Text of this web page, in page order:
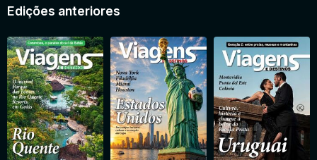
Edições anteriores